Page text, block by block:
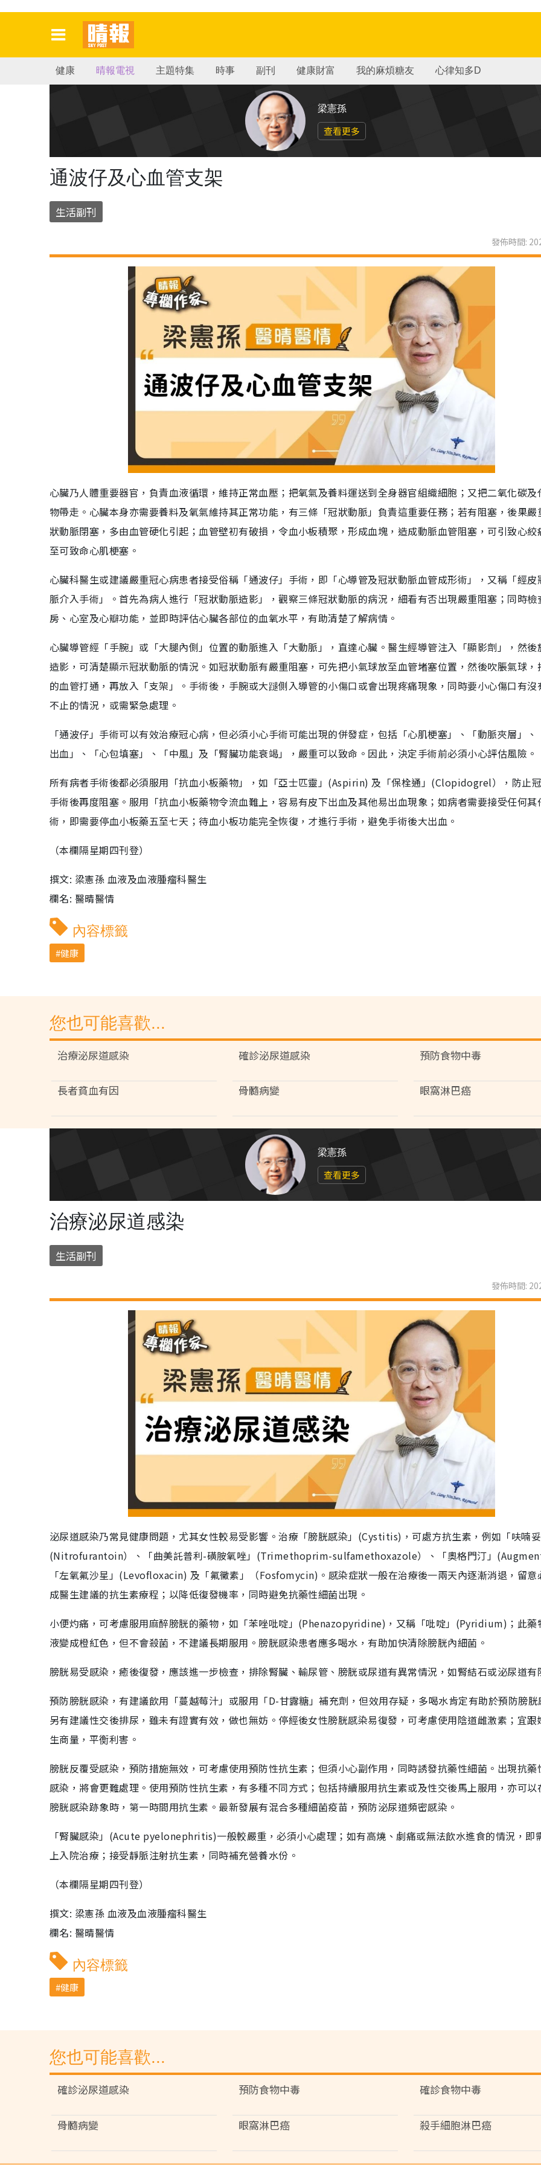
健康 晴報電視 主題特集 時事 副刊 健康財富 我的麻煩糖友 心律知多D
梁憲孫
查看更多
通波仔及心血管支架
生活副刊
發佈時間:
心臟乃人體重要器官，負責血液循環，維持正常血壓；把氧氣及養料運送到全身器官組織細胞；又把二氧化碳及
物帶走。心臟本身亦需要養料及氧氣維持其正常功能，有三條「冠狀動脈」負責這重要任務；若有阻塞，後果嚴
狀動脈閉塞，多由血管硬化引起；血管壁初有破損，令血小板積聚，形成血塊，造成動脈血管阻塞，可引致心絞
至可致命心肌梗塞。
心臟科醫生或建議嚴重冠心病患者接受俗稱「通波仔」手術，即「心導管及冠狀動脈血管成形術」，又稱「經皮
脈介入手術」。首先為病人進行「冠狀動脈造影」，觀察三條冠狀動脈的病況，細看有否出現嚴重阻塞；同時檢
房、心室及心瓣功能，並即時評估心臟各部位的血氧水平，有助清楚了解病情。
心臟導管經「手腕」或「大腿內側」位置的動脈進入「大動脈」，直達心臟。醫生經導管注入「顯影劑」，然後
造影，可清楚顯示冠狀動脈的情況。如冠狀動脈有嚴重阻塞，可先把小氣球放至血管堵塞位置，然後吹脹氣球，
的血管打通，再放入「支架」。手術後，手腕或大蹆側入導管的小傷口或會出現疼痛現象，同時要小心傷口有沒
不止的情況，或需緊急處理。
「通波仔」手術可以有效治療冠心病，但必須小心手術可能出現的併發症，包括「心肌梗塞」、「動脈夾層」、
出血」、「心包填塞」、「中風」及「腎臟功能衰竭」，嚴重可以致命。因此，決定手術前必須小心評估風險。
所有病者手術後都必須服用「抗血小板藥物」，如「亞士匹靈」(Aspirin) 及「保栓通」(Clopidogrel），防止
手術後再度阻塞。服用「抗血小板藥物令流血難上，容易有皮下出血及其他易出血現象；如病者需要接受任何其
術，即需要停血小板藥五至七天；待血小板功能完全恢復，才進行手術，避免手術後大出血。
（本欄隔星期四刊登）
撰文: 梁憲孫 血液及血液腫瘤科醫生
欄名: 醫晴醫情
內容標籤
健康
您也可能喜歡...
治療泌尿道感染 確診泌尿道感染 預防食物中毒
長者貧血有因 骨髓病變 眼窩淋巴癌
梁憲孫
查看更多
治療泌尿道感染
生活副刊
發佈時間:
泌尿道感染乃常見健康問題，尤其女性較易受影響。治療「膀胱感染」(Cystitis)，可處方抗生素，例如「呋喃妥
(Nitrofurantoin）、「曲美託普利-磺胺氧唑」(Trimethoprim-sulfamethoxazole）、「奧格門汀」
「左氧氟沙星」(Levofloxacin) 及「氟黴素」（Fosfomycin)。感染症狀一般在治療後一兩天內逐漸消退，留意
成醫生建議的抗生素療程；以降低復發機率，同時避免抗藥性細菌出現。
小便灼痛，可考慮服用麻醉膀胱的藥物，如「苯唑吡啶」(Phenazopyridine)，又稱「吡啶」(Pyridium)；此藥
液變成橙紅色，但不會殺菌，不建議長期服用。膀胱感染患者應多喝水，有助加快清除膀胱內細菌。
膀胱易受感染，癒後復發，應該進一步檢查，排除腎臟、輸尿管、膀胱或尿道有異常情況，如腎結石或泌尿道有
預防膀胱感染，有建議飲用「蔓越莓汁」或服用「D-甘露糖」補充劑，但效用存疑，多喝水肯定有助於預防膀胱
另有建議性交後排尿，雖未有證實有效，做也無妨。停經後女性膀胱感染易復發，可考慮使用陰道雌激素；宜跟
生商量，平𧗾利害。
膀胱反覆受感染，預防措施無效，可考慮使用預防性抗生素；但須小心副作用，同時誘發抗藥性細菌。出現抗藥
感染，將會更難處理。使用預防性抗生素，有多種不同方式；包括持續服用抗生素或及性交後馬上服用，亦可以
膀胱感染跡象時，第一時間用抗生素。最新發展有混合多種細菌疫苗，預防泌尿道頻密感染。
「腎臟感染」(Acute pyelonephritis)一般較嚴重，必須小心處理；如有高燒、劇痛或無法飲水進食的情況，即
上入院治療；接受靜脈注射抗生素，同時補充營養水份。
（本欄隔星期四刊登）
撰文: 梁憲孫 血液及血液腫瘤科醫生
欄名: 醫晴醫情
內容標籤
健康
您也可能喜歡...
確診泌尿道感染 預防食物中毒 確診食物中毒
骨髓病變 眼窩淋巴癌 殺手細胞淋巴癌